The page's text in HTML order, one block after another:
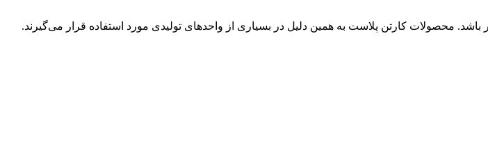
باشد. محصولات کارتن پلاست به همین دلیل در بسیاری از واحدهای تولیدی مورد استفاده قرار می‌گیرند.